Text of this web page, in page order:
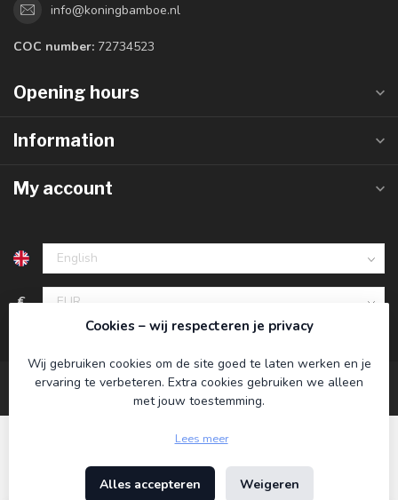
info@koningbamboe.nl
COC number: 72734523
Opening hours
Information
My account
€
© Copyright 2026 Koning Bamboe - Powered by
Cookies – wij respecteren je privacy
Wij gebruiken cookies om de site goed te laten werken en je
ervaring te verbeteren. Extra cookies gebruiken we alleen
met jouw toestemming.
Lees meer
Alles accepteren Weigeren